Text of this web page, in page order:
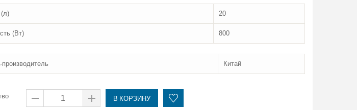
20
(Вт) 800
Китай
В КОРЗИНУ